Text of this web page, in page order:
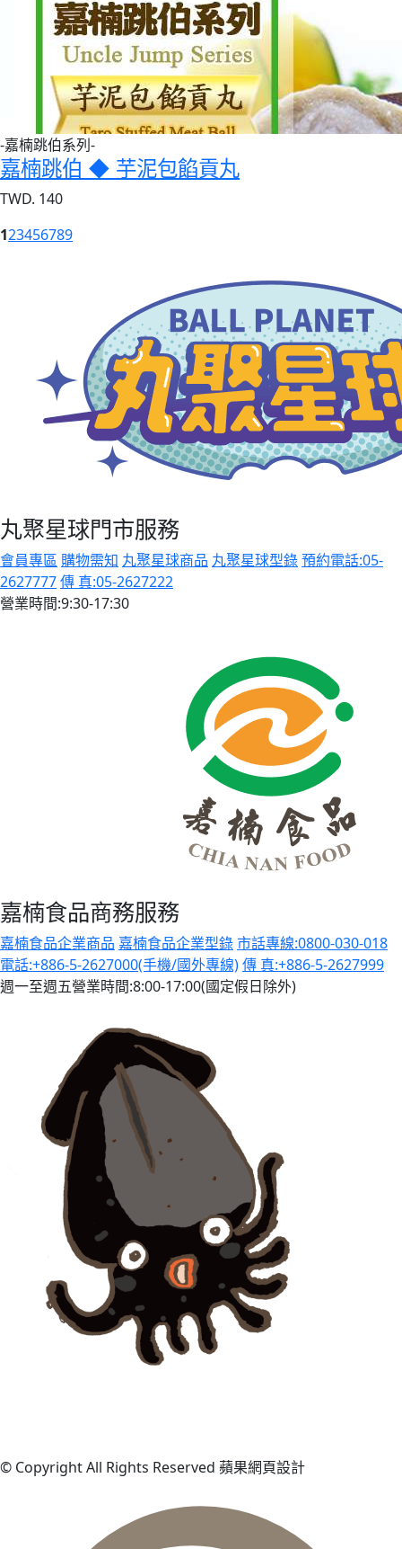
-嘉楠跳伯系列-
嘉楠跳伯 ◆ 芋泥包餡貢丸
TWD. 140
123456789
丸聚星球門市服務
會員專區 購物需知 丸聚星球商品 丸聚星球型錄預約電話:05-
2627777傳 真:05-2627222
營業時間:9:30-17:30
嘉楠食品商務服務
嘉楠食品企業商品 嘉楠食品企業型錄市話專線:0800-030-018
電話:+886-5-2627000(手機/國外專線)傳 真:+886-5-2627999
週一至週五營業時間:8:00-17:00(國定假日除外)
© Copyright All Rights Reserved 蘋果網頁設計